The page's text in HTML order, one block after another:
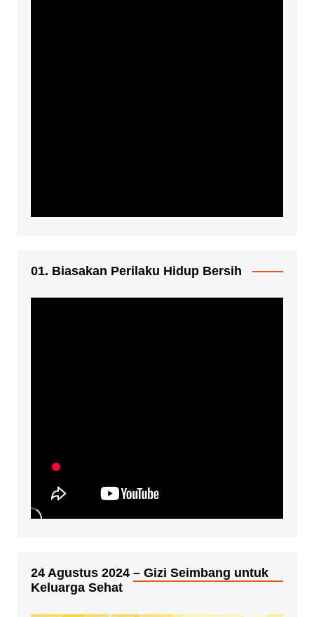
01. Biasakan Perilaku Hidup Bersih
24 Agustus 2024 – Gizi Seimbang untuk
Keluarga Sehat